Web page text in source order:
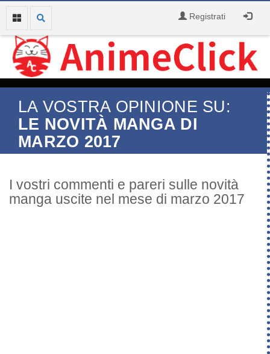
Registrati
LA VOSTRA OPINIONE SU:
LE NOVITÀ MANGA DI
MARZO 2017
I vostri commenti e pareri sulle novità
manga uscite nel mese di marzo 2017